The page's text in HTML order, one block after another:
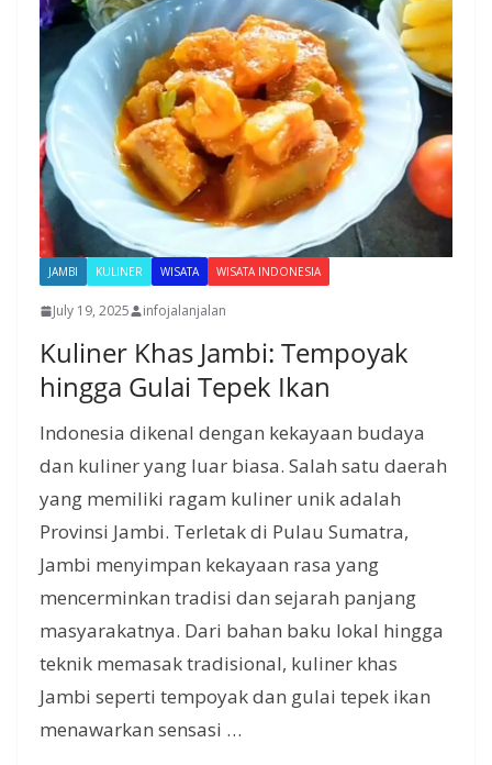
JAMBI KULINER WISATA WISATA INDONESIA
July 19, 2025 infojalanjalan
Kuliner Khas Jambi: Tempoyak
hingga Gulai Tepek Ikan
Indonesia dikenal dengan kekayaan budaya
dan kuliner yang luar biasa. Salah satu daerah
yang memiliki ragam kuliner unik adalah
Provinsi Jambi. Terletak di Pulau Sumatra,
Jambi menyimpan kekayaan rasa yang
mencerminkan tradisi dan sejarah panjang
masyarakatnya. Dari bahan baku lokal hingga
teknik memasak tradisional, kuliner khas
Jambi seperti tempoyak dan gulai tepek ikan
menawarkan sensasi …